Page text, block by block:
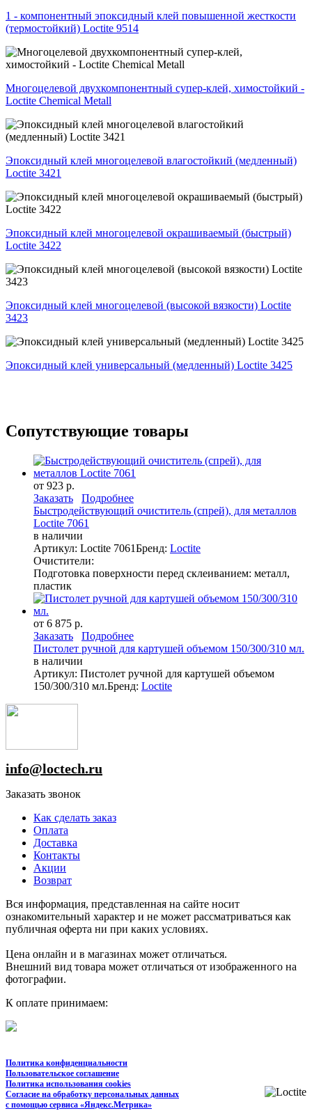
1 - компонентный эпоксидный клей повышенной жесткости
(термостойкий) Loctite 9514
Многоцелевой двухкомпонентный супер-клей, химостойкий -
Loctite Chemical Metall
Эпоксидный клей многоцелевой влагостойкий (медленный)
Loctite 3421
Эпоксидный клей многоцелевой окрашиваемый (быстрый)
Loctite 3422
Эпоксидный клей многоцелевой (высокой вязкости) Loctite
3423
Эпоксидный клей универсальный (медленный) Loctite 3425
Сопутствующие товары
от 923 р.
Заказать
Подробнее
Быстродействующий очиститель (спрей), для металлов
Loctite 7061
в наличии
Артикул: Loctite 7061Бренд: Loctite
Очистители:
Подготовка поверхности перед склеиванием: металл,
пластик
от 6 875 р.
Заказать
Подробнее
Пистолет ручной для картушей объемом 150/300/310 мл.
в наличии
Артикул: Пистолет ручной для картушей объемом
150/300/310 мл.Бренд: Loctite
info@loctech.ru
Заказать звонок
Как сделать заказ
Оплата
Доставка
Контакты
Акции
Возврат
Вся информация, представленная на сайте носит
ознакомительный характер и не может рассматриваться как
публичная оферта ни при каких условиях.
Цена онлайн и в магазинах может отличаться.
Внешний вид товара может отличаться от изображенного на
фотографии.
К оплате принимаем:
Политика конфиденциальности
Пользовательское соглашение
Политика использования cookies
Согласие на обработку персональных данных
с помощью сервиса «Яндекс.Метрика»